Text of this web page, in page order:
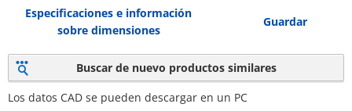
Especificaciones e información
sobre dimensiones
Guardar
Buscar de nuevo productos similares
Los datos CAD se pueden descargar en un PC